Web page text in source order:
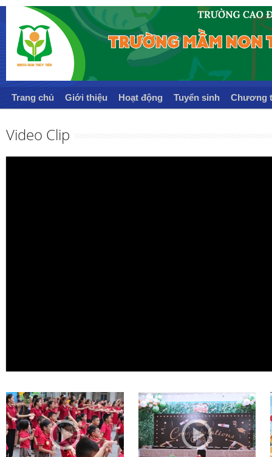
Trang chủ Giới thiệu Hoạt động Tuyển sinh Chương
Video Clip